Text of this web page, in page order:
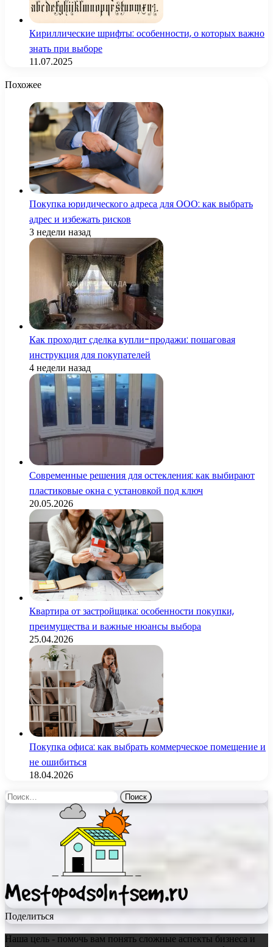
Кириллические шрифты: особенности, о которых важно
знать при выборе
11.07.2025
Похожее
Покупка юридического адреса для ООО: как выбрать
адрес и избежать рисков
3 недели назад
Как проходит сделка купли-продажи: пошаговая
инструкция для покупателей
4 недели назад
Современные решения для остекления: как выбирают
пластиковые окна с установкой под ключ
20.05.2026
Квартира от застройщика: особенности покупки,
преимущества и важные нюансы выбора
25.04.2026
Покупка офиса: как выбрать коммерческое помещение и
не ошибиться
18.04.2026
Найти:
Поделиться
Наша цель - помочь вам понять сложные аспекты бизнеса и